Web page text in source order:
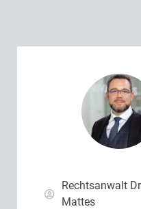
Rechtsanwalt
Mattes